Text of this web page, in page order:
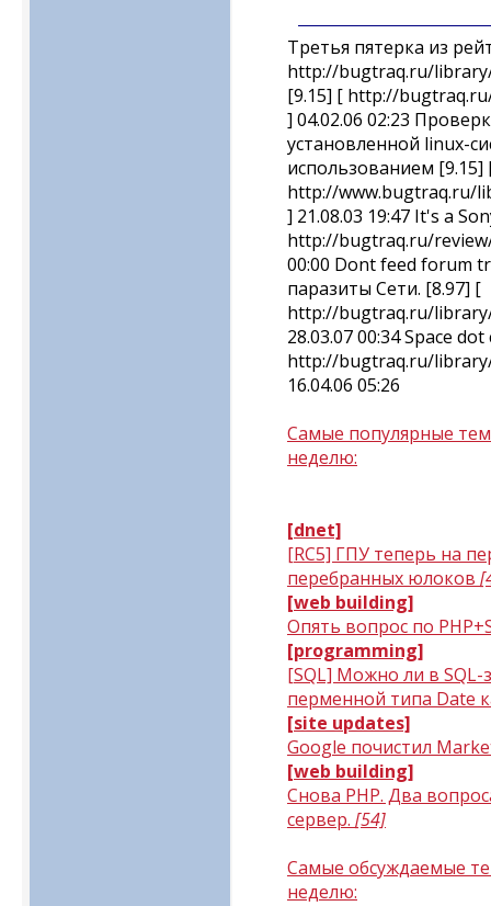
Третья пятерка из
http://bugtraq.ru/
[9.15] [ http://
] 04.02.06 02:23
установленной linux-
использованием [9.15]
http://www.bugtraq.ru/
] 21.08.03 19:47 It's a
http://bugtraq.ru/
00:00 Dont feed forum
паразиты Сети. [8.97] [
http://bugtraq.ru/
28.03.07 00:34 Space
http://bugtraq.ru/
16.04.06 05:26
Самые популярные
неделю:
[dnet]
[RC5] ГПУ теперь на
перебранных юлоков
[web building]
Опять вопрос по
[programming]
[SQL] Можно ли в
перменной типа Date
[site updates]
Google почистил
[web building]
Снова PHP. Два
сервер. [54]
Самые обсуждаемые
неделю: